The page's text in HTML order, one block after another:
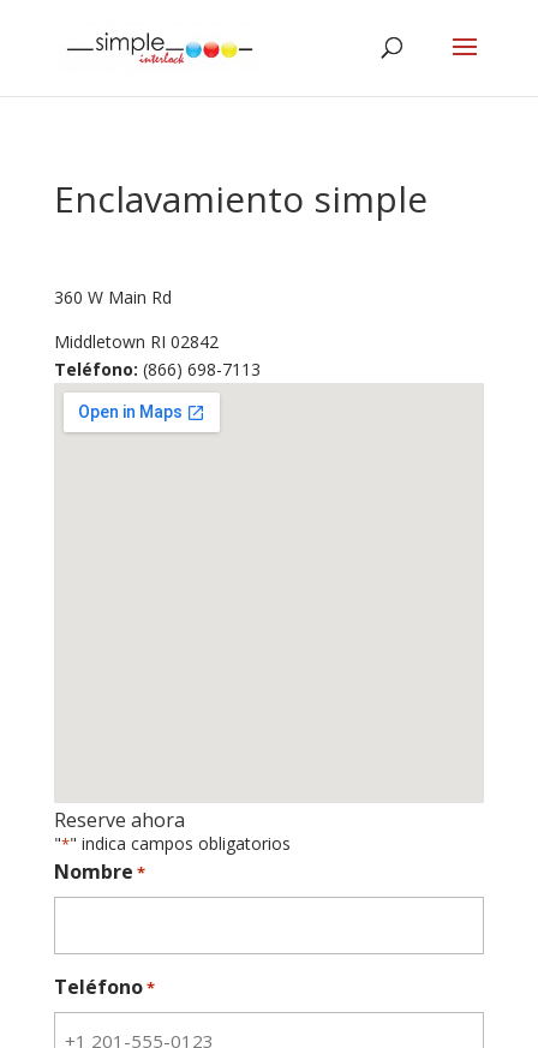
Enclavamiento simple
360 W Main Rd
Middletown RI 02842
Teléfono: (866) 698-7113
Reserve ahora
"*" indica campos obligatorios
Nombre *
Teléfono*